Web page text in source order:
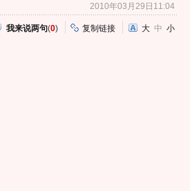
2010年03月29日11:04
我来说两句(0) 复制链接 大 中 小